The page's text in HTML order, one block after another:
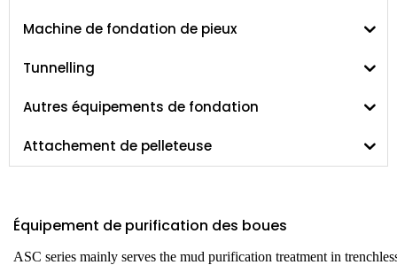
Machine de fondation de pieux
Tunnelling
Autres équipements de fondation
Attachement de pelleteuse
Équipement de purification des boues
ASC series mainly serves the mud purification treatment in